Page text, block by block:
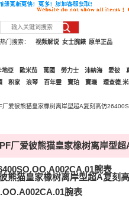
热门搜索： 原单正品
女士腕錶
视频解说
地亞 歐米茄 萬國 勞力士 沛納海 愛彼
积家 浪琴 百年靈 寶珀 寶璣 理查德.
厂爱彼熊猫皇家橡树离岸型超A复刻高仿
厂爱彼熊猫皇家橡树离岸型超
腕表
熊猫皇家橡树离岸型超A复刻
腕表